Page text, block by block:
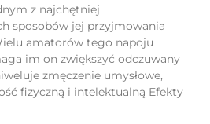
z najchętniej
sposobów jej przyjmowania
amatorów tego napoju
im on zwiększyć odczuwany
zmęczenie umysłowe,
fizyczną i intelektualną Efekty